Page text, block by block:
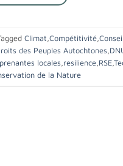
Climat Compétitivité Conseil
des Peuples Autochtones
locales resilience RSE
de la Nature